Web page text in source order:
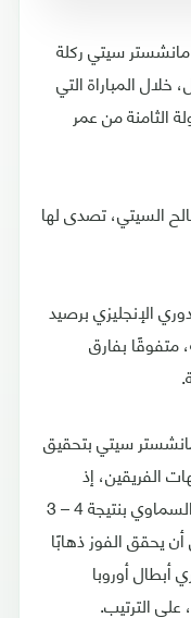
سيتي ركلة
المباراة التي
الثامنة من عمر
ركلة جزاء في الدقيقة 83 لصالح السيتي، تصدى لها
الإنجليزي برصيد
متفوقًا بفارق
سيتي بتحقيق
الفريقين، إذ
استطاع ليفربول أن يتغلب على الفريق السماوي بنتيجة 4 – 3
يحقق الفوز ذهابًا
أبطال أوروبا